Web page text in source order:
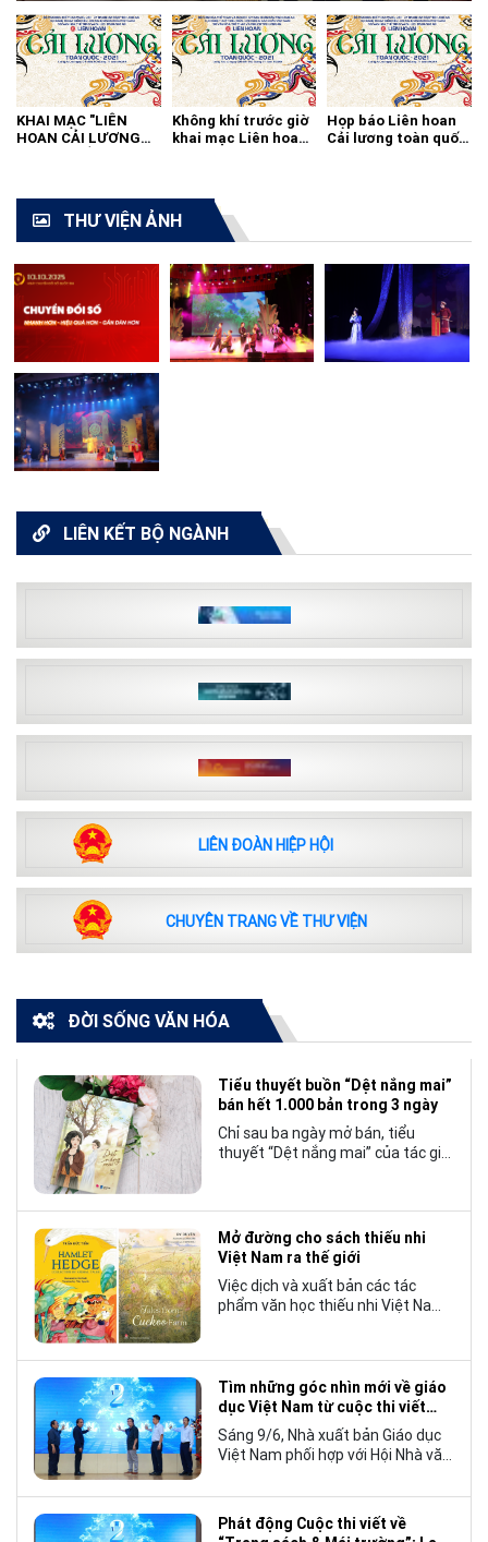
KHAI MẠC "LIÊN
HOAN CẢI LƯƠNG
Không khí trước giờ
khai mạc Liên hoan
Họp báo Liên hoan
Cải lương toàn quốc
THƯ VIỆN ẢNH
LIÊN KẾT BỘ NGÀNH
LIÊN ĐOÀN HIỆP HỘI
CHUYÊN TRANG VỀ THƯ VIỆN
ĐỜI SỐNG VĂN HÓA
Tiểu thuyết buồn “Dệt nắng mai”
bán hết 1.000 bản trong 3 ngày
Chỉ sau ba ngày mở bán, tiểu
thuyết “Dệt nắng mai” của tác giả
chương trẻ khi cán mốc 1.000 bản
tiêu thụ.
Mở đường cho sách thiếu nhi
Việt Nam ra thế giới
Việc dịch và xuất bản các tác
phẩm văn học thiếu nhi Việt Nam
tế, mà còn góp phần đưa những
câu chuyện mang đậm bản sắc
văn hóa Việt Nam bước ra thế giới.
Tìm những góc nhìn mới về giáo
dục Việt Nam từ cuộc thi viết
“Trang sách và Mái trường”
Sáng 9/6, Nhà xuất bản Giáo dục
Việt Nam phối hợp với Hội Nhà văn
cuộc thi viết về “Trang sách và
Mái trường”, hướng tới kỷ niệm 70
năm thành lập Nhà xuất bản Giáo
Phát động Cuộc thi viết về